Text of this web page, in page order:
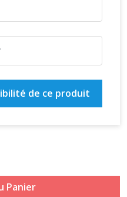
de ce produit
Panier